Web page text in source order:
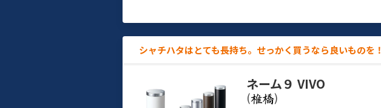
シャチハタはとても長持ち。せっかく買うなら良いものを！
ネーム９ VIVO
(
)